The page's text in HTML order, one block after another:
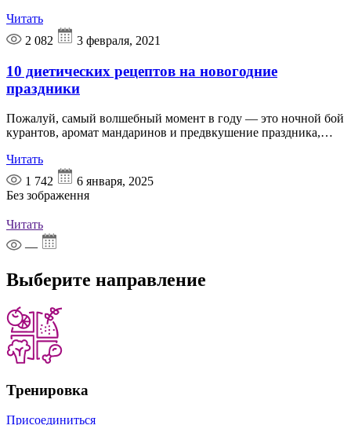
Читать
2 082
3 февраля, 2021
10 диетических рецептов на новогодние
праздники
Пожалуй, самый волшебный момент в году — это ночной бой
курантов, аромат мандаринов и предвкушение праздника,…
Читать
1 742
6 января, 2025
Без зображення
Читать
—
Выберите направление
Тренировка
Присоединиться